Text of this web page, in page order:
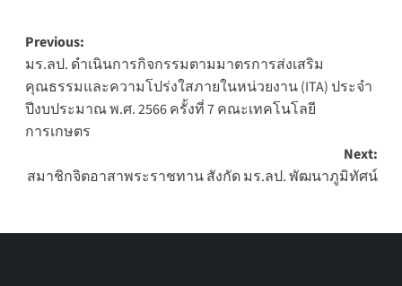
Post
navigation
Previous:
มร.ลป. ดำเนินการกิจกรรมตามมาตรการส่งเสริม
คุณธรรมและความโปร่งใสภายในหน่วยงาน (ITA) ประจำ
ปีงบประมาณ พ.ศ. 2566 ครั้งที่ 7 คณะเทคโนโลยี
การเกษตร
Next:
สมาชิกจิตอาสาพระราชทาน สังกัด มร.ลป. พัฒนาภูมิทัศน์